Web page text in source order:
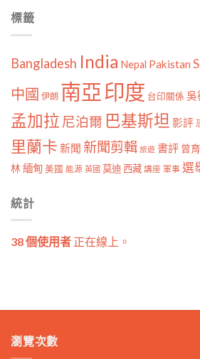
標籤
Bangladesh India Nepal Pakistan
中國 伊朗 南亞印度 台印關係 吳
孟加拉 尼泊爾 巴基斯坦 影評
里蘭卡 新聞 新聞剪輯 旅遊 書評 曾
林 緬甸 美國 能源 英國 莫迪 西藏 講座 軍事 選
統計
38 個使用者 正在線上。
瀏覽次數